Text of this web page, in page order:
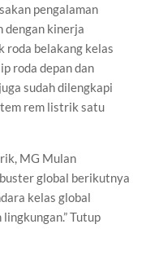
pengalaman
dengan kinerja
roda belakang kelas
roda depan dan
sudah dilengkapi
rem listrik satu
MG Mulan
global berikutnya
kelas global
Tutup